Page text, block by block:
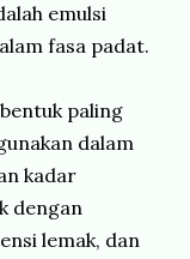
emulsi
fasa padat.
paling
dalam
kadar
dengan
lemak, dan